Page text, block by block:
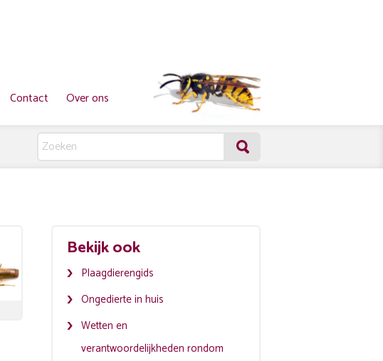
Contact Over ons
Bekijk ook
Plaagdierengids
Ongedierte in huis
Wetten en
verantwoordelijkheden rondom